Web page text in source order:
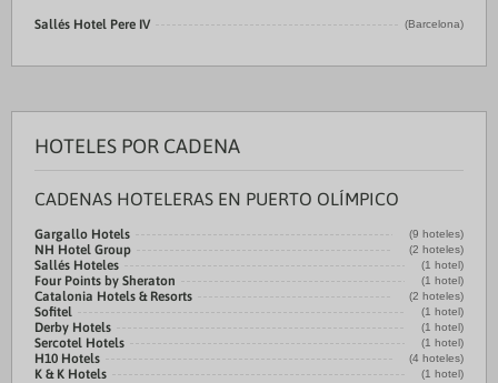
Sallés Hotel Pere IV (Barcelona)
HOTELES POR CADENA
CADENAS HOTELERAS EN PUERTO OLÍMPICO
Gargallo Hotels (9 hoteles)
NH Hotel Group (2 hoteles)
Sallés Hoteles (1 hotel)
Four Points by Sheraton (1 hotel)
Catalonia Hotels & Resorts (2 hoteles)
Sofitel (1 hotel)
Derby Hotels (1 hotel)
Sercotel Hotels (1 hotel)
H10 Hotels (4 hoteles)
K & K Hotels (1 hotel)